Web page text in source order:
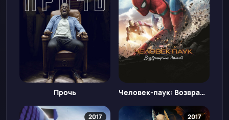
Прочь Человек-паук: Возвращение домой
2017 2017